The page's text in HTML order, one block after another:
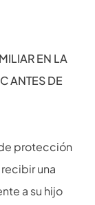
EN LA
ANTES DE
protección
una
a su hijo